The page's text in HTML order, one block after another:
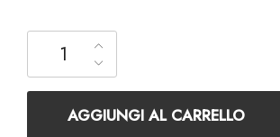
Philips 27" 27E1N1900AE Multimediale,
AGGIUNGI AL CARRELLO